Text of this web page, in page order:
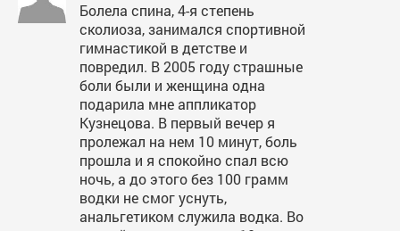
Болела спина, 4-я степень
сколиоза, занимался спортивной
гимнастикой в детстве и
повредил. В 2005 году страшные
боли были и женщина одна
подарила мне аппликатор
Кузнецова. В первый вечер я
пролежал на нем 10 минут, боль
прошла и я спокойно спал всю
ночь, а до этого без 100 грамм
водки не смог уснуть,
анальгетиком служила водка. Во